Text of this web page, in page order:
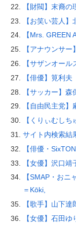
【財閥】末裔の
【お笑い芸人】
【Mrs. GREEN
【アナウンサ
【サザンオー
【俳優】筧利夫
【サッカー】森
【自由民主党】
【くりぃむし
サイト内検索結
【俳優・
【女優】沢口靖
【SMAP・お
＝Kōki,
【歌手】山下
【女優】石田ゆ